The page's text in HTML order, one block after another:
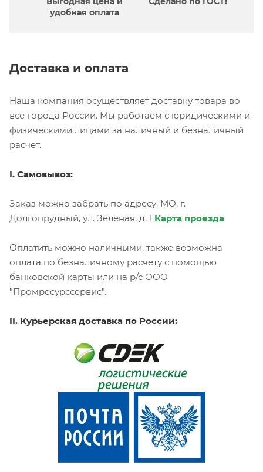
удобная оплата
Доставка и оплата
Наша компания осуществляет доставку товара во
все города России. Мы работаем с юридическими и
физическими лицами за наличный и безналичный
расчет.
I. Самовывоз:
Заказ можно забрать по адресу: МО, г.
Долгопрудный, ул. Зеленая, д. 1 Карта проезда
Оплатить можно наличными, также возможна
оплата по безналичному расчету с помощью
банковской карты или на р/с ООО
"Промресурссервис".
II. Курьерская доставка по России: